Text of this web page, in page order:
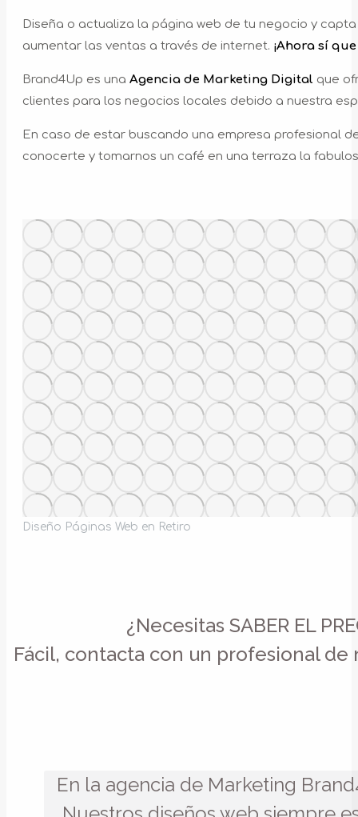
Diseña o actualiza la página web de tu negocio y
aumentar las ventas a través de internet. ¡Ahora sí
Brand4Up es una Agencia de Marketing Digital que
clientes para los negocios locales debido a nuestra
En caso de estar buscando una empresa profesional
conocerte y tomarnos un café en una terraza la
Diseño Páginas Web en Retiro
¿Necesitas SABER EL
Fácil, contacta con un profesional
En la agencia de Marketing